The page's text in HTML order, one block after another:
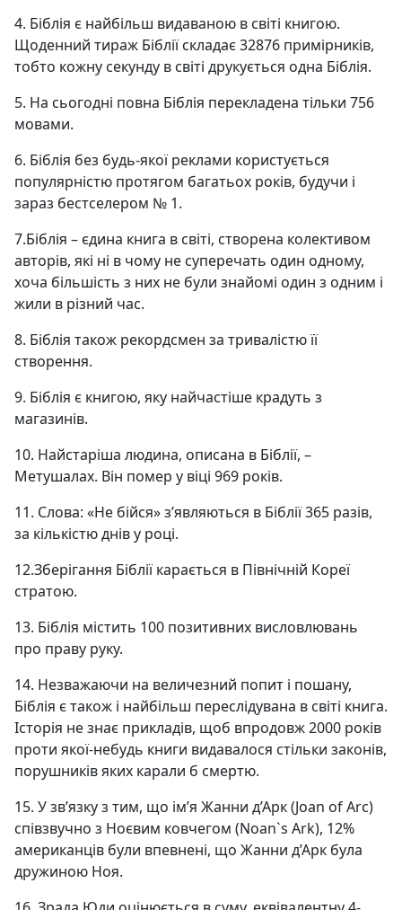
4. Біблія є найбільш видаваною в світі книгою.
Щоденний тираж Біблії складає 32876 примірників,
тобто кожну секунду в світі друкується одна Біблія.
5. На сьогодні повна Біблія перекладена тільки 756
мовами.
6. Біблія без будь-якої реклами користується
популярністю протягом багатьох років, будучи і
зараз бестселером № 1.
7.Біблія – ​​єдина книга в світі, створена колективом
авторів, які ні в чому не суперечать один одному,
хоча більшість з них не були знайомі один з одним і
жили в різний час.
8. Біблія також рекордсмен за тривалістю її
створення.
9. Біблія є книгою, яку найчастіше крадуть з
магазинів.
10. Найстаріша людина, описана в Біблії, –
Метушалах. Він помер у віці 969 років.
11. Слова: «Не бійся» з’являються в Біблії 365 разів,
за кількістю днів у році.
12.Зберігання Біблії карається в Північній Кореї
стратою.
13. Біблія містить 100 позитивних висловлювань
про праву руку.
14. Незважаючи на величезний попит і пошану,
Біблія є також і найбільш переслідувана в світі книга.
Історія не знає прикладів, щоб впродовж 2000 років
проти якої-небудь книги видавалося стільки законів,
порушників яких карали б смертю.
15. У зв’язку з тим, що ім’я Жанни д’Арк (Joan of Arc)
співзвучно з Ноєвим ковчегом (Noan`s Ark), 12%
американців були впевнені, що Жанни д’Арк була
дружиною Ноя.